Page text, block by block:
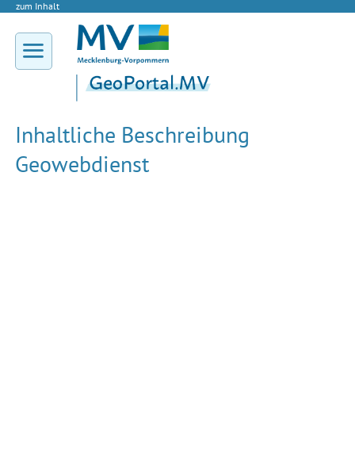
zum Inhalt
Inhaltliche Beschreibung
Geowebdienst